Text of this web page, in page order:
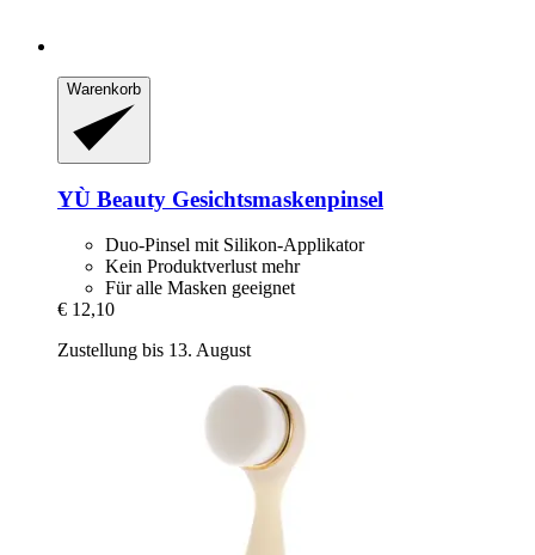
Warenkorb
YÙ Beauty Gesichtsmaskenpinsel
Duo-Pinsel mit Silikon-Applikator
Kein Produktverlust mehr
Für alle Masken geeignet
€ 12,10
Zustellung bis 13. August